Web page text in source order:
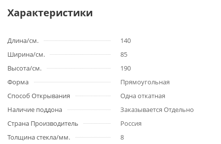
Характеристики
Длина/см.
140
Ширина/см.
85
Высота/см.
190
Форма
Прямоугольная
Способ Открывания
Одна откатная
Наличие поддона
Заказывается Отдельно
Страна Производитель
Россия
Толщина стекла/мм.
8